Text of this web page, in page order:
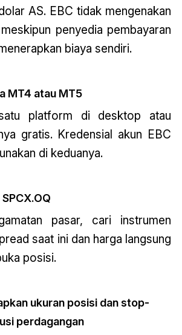
AS. EBC tidak mengenakan
penyedia pembayaran
biaya sendiri.
MT4 atau MT5
platform di desktop atau
gratis. Kredensial akun EBC
di keduanya.
pasar, cari instrumen
saat ini dan harga langsung
posisi.
ukuran posisi dan stop-
perdagangan